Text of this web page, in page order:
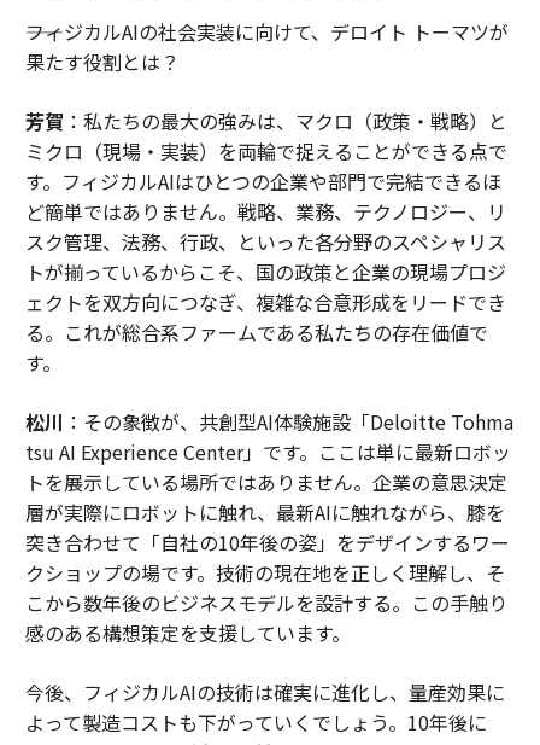
――フィジカルAIの社会実装に向けて、デロイト トーマツが
果たす役割とは？
芳賀 ：私たちの最大の強みは、マクロ（政策・戦略）と
ミクロ（現場・実装）を両輪で捉えることができる点で
す。フィジカルAIはひとつの企業や部門で完結できるほ
ど簡単ではありません。戦略、業務、テクノロジー、リ
スク管理、法務、行政、といった各分野のスペシャリス
トが揃っているからこそ、国の政策と企業の現場プロジ
ェクトを双方向につなぎ、複雑な合意形成をリードでき
る。これが総合系ファームである私たちの存在価値で
す。
松川 ：その象徴が、共創型AI体験施設「Deloitte Tohma
tsu AI Experience Center」です。ここは単に最新ロボッ
トを展示している場所ではありません。企業の意思決定
層が実際にロボットに触れ、最新AIに触れながら、膝を
突き合わせて「自社の10年後の姿」をデザインするワー
クショップの場です。技術の現在地を正しく理解し、そ
こから数年後のビジネスモデルを設計する。この手触り
感のある構想策定を支援しています。
今後、フィジカルAIの技術は確実に進化し、量産効果に
よって製造コストも下がっていくでしょう。10年後に